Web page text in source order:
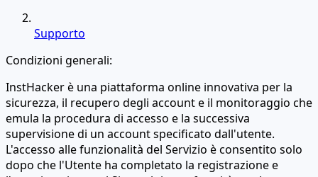
Supporto
Condizioni generali:
InstHacker è una piattaforma online innovativa per la
sicurezza, il recupero degli account e il monitoraggio che
emula la procedura di accesso e la successiva
supervisione di un account specificato dall'utente.
L'accesso alle funzionalità del Servizio è consentito solo
dopo che l'Utente ha completato la registrazione e